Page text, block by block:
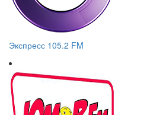
Экспресс 105.2 FM